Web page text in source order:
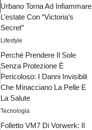
Urbano Torna Ad Infiammare
L’estate Con “Victoria’s
Secret”
Lifestyle
Perché Prendere Il Sole
Senza Protezione È
Pericoloso: I Danni Invisibili
Che Minacciano La Pelle E
La Salute
Tecnologia
Folletto VM7 Di Vorwerk: Il